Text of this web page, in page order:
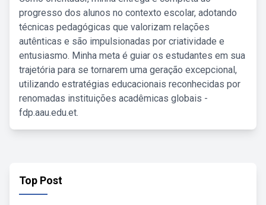
progresso dos alunos no contexto escolar, adotando
técnicas pedagógicas que valorizam relações
autênticas e são impulsionadas por criatividade e
entusiasmo. Minha meta é guiar os estudantes em sua
trajetória para se tornarem uma geração excepcional,
utilizando estratégias educacionais reconhecidas por
renomadas instituições acadêmicas globais -
fdp.aau.edu.et.
Top Post